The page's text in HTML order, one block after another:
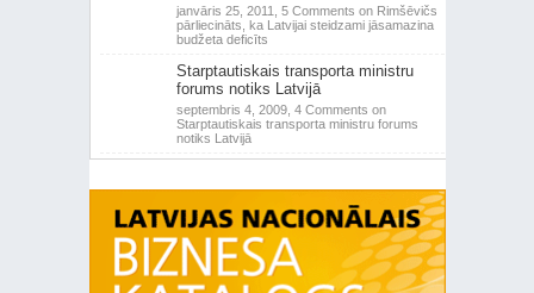
janvāris 25, 2011, 5 Comments on Rimšēvičs
pārliecināts, ka Latvijai steidzami jāsamazina
budžeta deficīts
Starptautiskais transporta ministru
forums notiks Latvijā
septembris 4, 2009, 4 Comments on
Starptautiskais transporta ministru forums
notiks Latvijā